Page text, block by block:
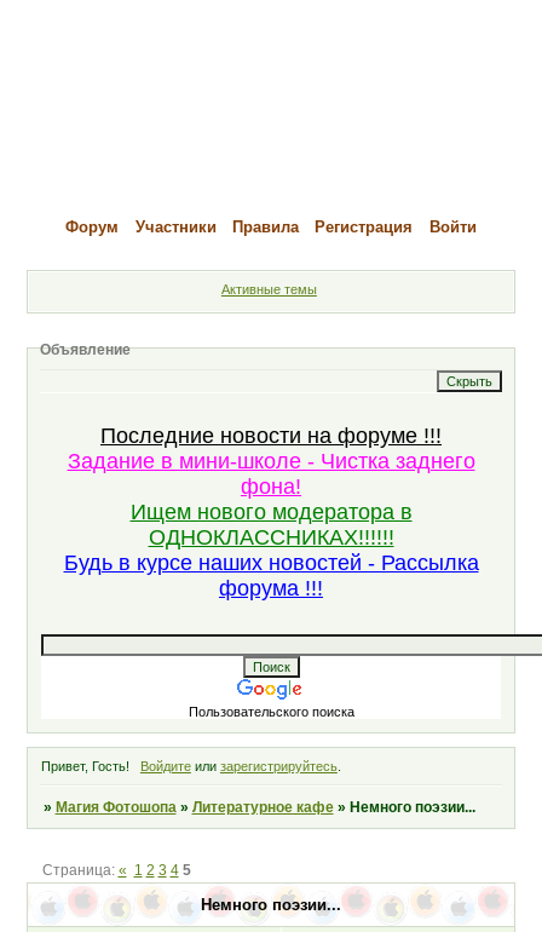
Форум Участники Правила Регистрация Войти
Активные темы
Объявление
Последние новости на форуме !!!
Задание в мини-школе - Чистка заднего
фона!
Ищем нового модератора в
ОДНОКЛАССНИКАХ!!!!!!
Будь в курсе наших новостей - Рассылка
форума !!!
Пользовательского поиска
Привет, Гость! Войдитеили зарегистрируйтесь.
» Магия Фотошопа » Литературное кафе » Немного поэзии...
Немного поэзии...
Страница: « 1 2 3 4 5